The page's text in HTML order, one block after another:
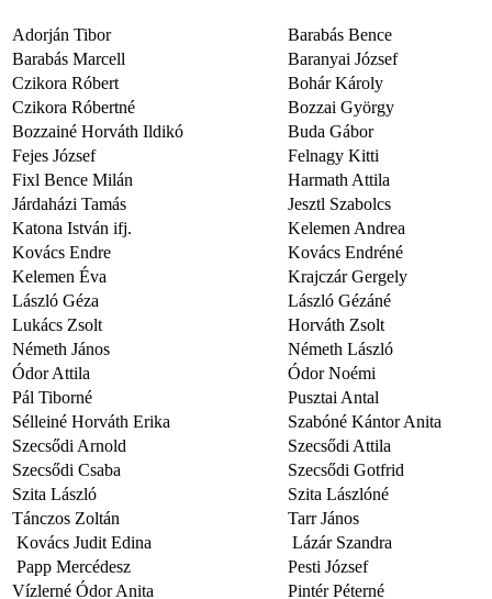
Adorján Tibor
Barabás Bence
Barabás Marcell
Baranyai József
Czikora Róbert
Bohár Károly
Czikora Róbertné
Bozzai György
Bozzainé Horváth Ildikó
Buda Gábor
Fejes József
Felnagy Kitti
Fixl Bence Milán
Harmath Attila
Járdaházi Tamás
Jesztl Szabolcs
Katona István ifj.
Kelemen Andrea
Kovács Endre
Kovács Endréné
Kelemen Éva
Krajczár Gergely
László Géza
László Gézáné
Lukács Zsolt
Horváth Zsolt
Németh János
Németh László
Ódor Attila
Ódor Noémi
Pál Tiborné
Pusztai Antal
Sélleiné Horváth Erika
Szabóné Kántor Anita
Szecsődi Arnold
Szecsődi Attila
Szecsődi Csaba
Szecsődi Gotfrid
Szita László
Szita Lászlóné
Tánczos Zoltán
Tarr János
Kovács Judit Edina
Lázár Szandra
Papp Mercédesz
Pesti József
Vízlerné Ódor Anita
Pintér Péterné